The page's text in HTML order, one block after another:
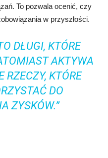
To pozwala ocenić, czy
w przyszłości.
DŁUGI, KTÓRE
AKTYWA
RZECZY, KTÓRE
DO
ZYSKÓW.”